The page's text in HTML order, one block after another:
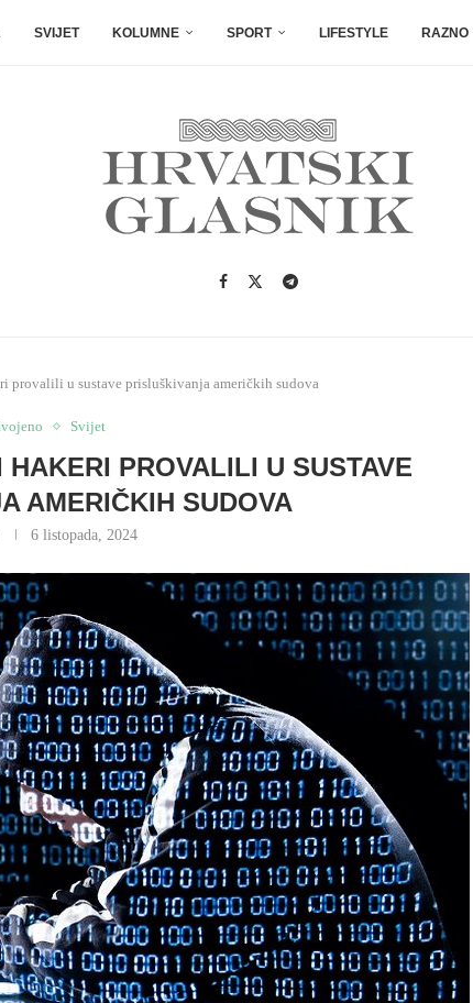
SVIJET KOLUMNE SPORT LIFESTYLE RAZNO
provalili u sustave prisluškivanja američkih sudova
Svijet
PROVALILI U SUSTAVE
AMERIČKIH SUDOVA
6 listopada, 2024